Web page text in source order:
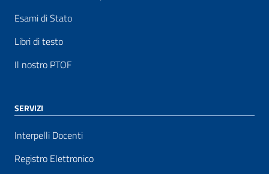
Esami di Stato
Libri di testo
Il nostro PTOF
SERVIZI
Interpelli Docenti
Registro Elettronico